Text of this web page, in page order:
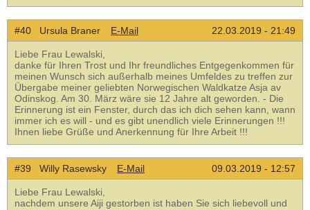
#40 Ursula Braner E-Mail 22.03.2019 - 21:49
Liebe Frau Lewalski,
danke für Ihren Trost und Ihr freundliches Entgegenkommen für
meinen Wunsch sich außerhalb meines Umfeldes zu treffen zur
Übergabe meiner geliebten Norwegischen Waldkatze Asja av
Odinskog. Am 30. März wäre sie 12 Jahre alt geworden. - Die
Erinnerung ist ein Fenster, durch das ich dich sehen kann, wann
immer ich es will - und es gibt unendlich viele Erinnerungen !!!
Ihnen liebe Grüße und Anerkennung für Ihre Arbeit !!!
#39 Willy Rasewsky E-Mail 09.03.2019 - 12:57
Liebe Frau Lewalski,
nachdem unsere Aiji gestorben ist haben Sie sich liebevoll und